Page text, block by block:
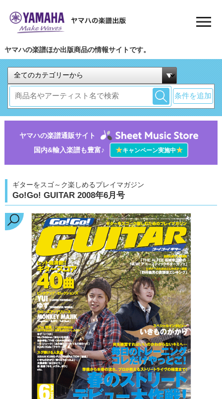
ヤマハの楽譜ほか出版商品の情報サイトです。
条件を追加
ヤマハの楽譜通販サイト
国内&輸入楽譜も豊富♪
★キャンペーン実施中★
ギターをスゴ～ク楽しめるプレイマガジン
Go!Go! GUITAR 2008年6月号